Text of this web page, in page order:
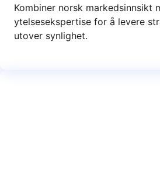
Kombiner norsk markedsinnsikt
ytelsesekspertise for å levere
utover synlighet.